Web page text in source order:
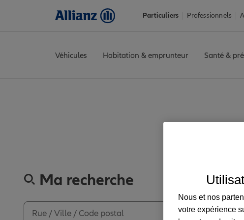
Particuliers Professionnels
Véhicules Habitation & emprunteur Santé &
Découvrez les avis
Ma recherche
Nous et nos
votre expérience